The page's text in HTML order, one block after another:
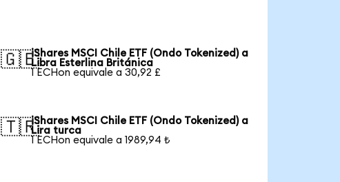
🇬🇧iShares MSCI Chile ETF (Ondo Tokenized) a
Libra Esterlina Británica
1 ECHon equivale a 30,92 £
🇹🇷iShares MSCI Chile ETF (Ondo Tokenized) a
Lira turca
1 ECHon equivale a 1989,94 ₺